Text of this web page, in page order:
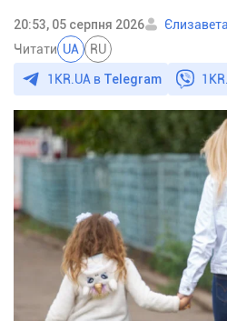
20:53, 05 серпня 2026
Читати UA RU
1KR.UA в Telegram